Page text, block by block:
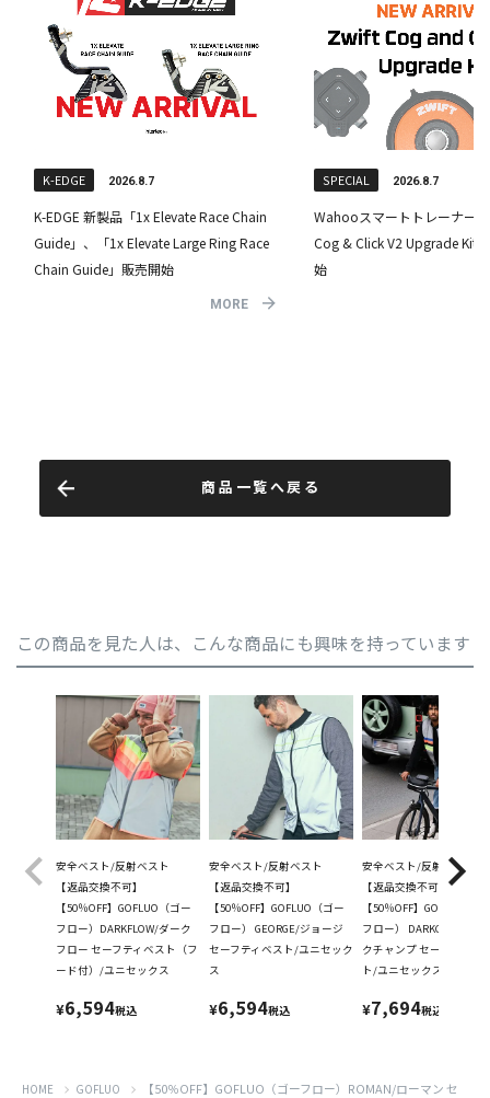
商品一覧へ戻る
この商品を見た人は、こんな商品にも興味を持っています
安全ベスト/反射ベスト
【返品交換不可】
【50％OFF】GOFLUO（ゴー
フロー）DARKFLOW/ダーク
フロー セーフティベスト（フ
ード付）/ユニセックス
¥6,594税込
安全ベスト/反射ベスト
【返品交換不可】
【50％OFF】GOFLUO（ゴー
フロー） GEORGE/ジョージ
セーフティベスト/ユニセック
ス
¥6,594税込
安全ベスト/反射ベスト
【返品交換不可】
【50％OFF】GOFLUO（
フロー） DARKCHAMP/ダ
クチャンプ セーフティベ
ト/ユニセックス
¥7,694税込
HOME GOFLUO
【50％OFF】GOFLUO（ゴーフロー）ROMAN/ローマン セ